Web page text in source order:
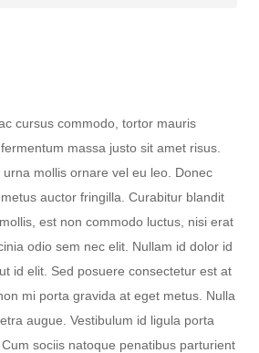
cursus commodo, tortor mauris
massa justo sit amet risus.
mollis ornare vel eu leo. Donec
auctor fringilla. Curabitur blandit
est non commodo luctus, nisi erat
odio sem nec elit. Nullam id dolor id
id elit. Sed posuere consectetur est at
mi porta gravida at eget metus. Nulla
augue. Vestibulum id ligula porta
sociis natoque penatibus parturient